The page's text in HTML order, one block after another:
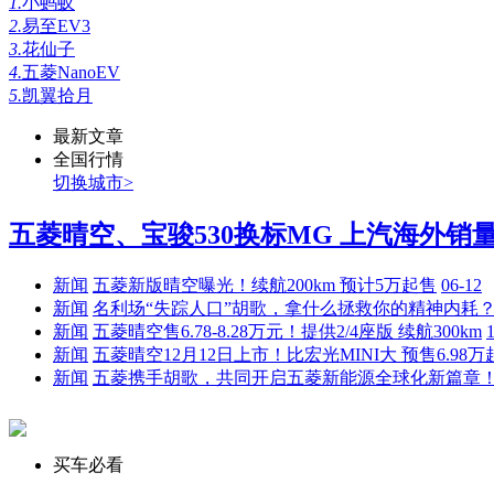
2.易至EV3
3.花仙子
4.五菱NanoEV
5.凯翼拾月
最新文章
全国行情
切换城市>
五菱晴空、宝骏530换标MG 上汽海外销
新闻 五菱新版晴空曝光！续航200km 预计5万起售 06-12
新闻 名利场“失踪人口”胡歌，拿什么拯救你的精神内耗？
新闻 五菱晴空售6.78-8.28万元！提供2/4座版 续航300km
新闻 五菱晴空12月12日上市！比宏光MINI大 预售6.98万
新闻 五菱携手胡歌，共同开启五菱新能源全球化新篇章！
买车必看